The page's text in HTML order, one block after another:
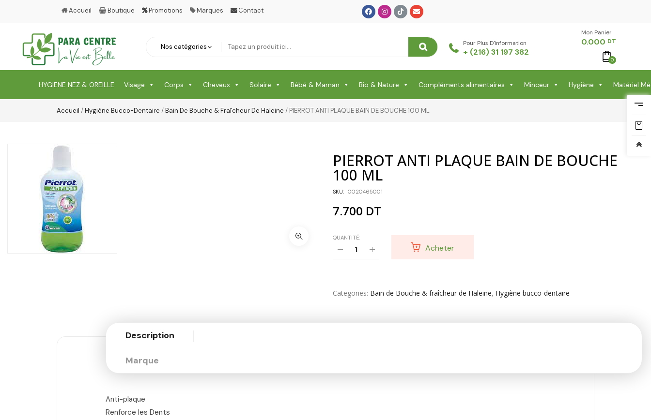
Accueil Boutique Promotions Marques Contact
Pour Plus D'information
+ (216) 31 197 382
Mon Panier -
0.000 DT
0
HYGIENE NEZ & OREILLE Visage Corps Cheveux Solaire Bébé & Maman Bio & Nature Compléments alimentaires Minceur Hygiène Matériel
Accueil /Hygiène Bucco-Dentaire /Bain De Bouche & Fraîcheur De Haleine / PIERROT ANTI PLAQUE BAIN DE BOUCHE 100 ML
PIERROT ANTI PLAQUE BAIN DE BOUCHE
100 ML
SKU: 0020465001
7.700 DT
QUANTITÉ:
Acheter
Categories Bain de Bouche & fraîcheur de Haleine, Hygiène bucco-dentaire
Description
Marque
Anti-plaque
Renforce les Dents
Soin Capillaire
Soin Cicatrisante